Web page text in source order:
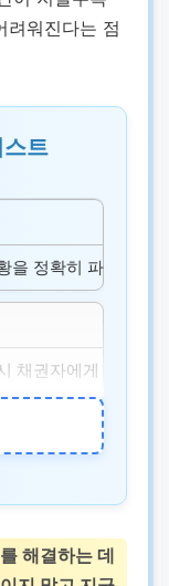
려워진다는 점
트
을 정확히 파악하고,
채권자에게 연락하
면밀히 분석하여 현
해결하는 데